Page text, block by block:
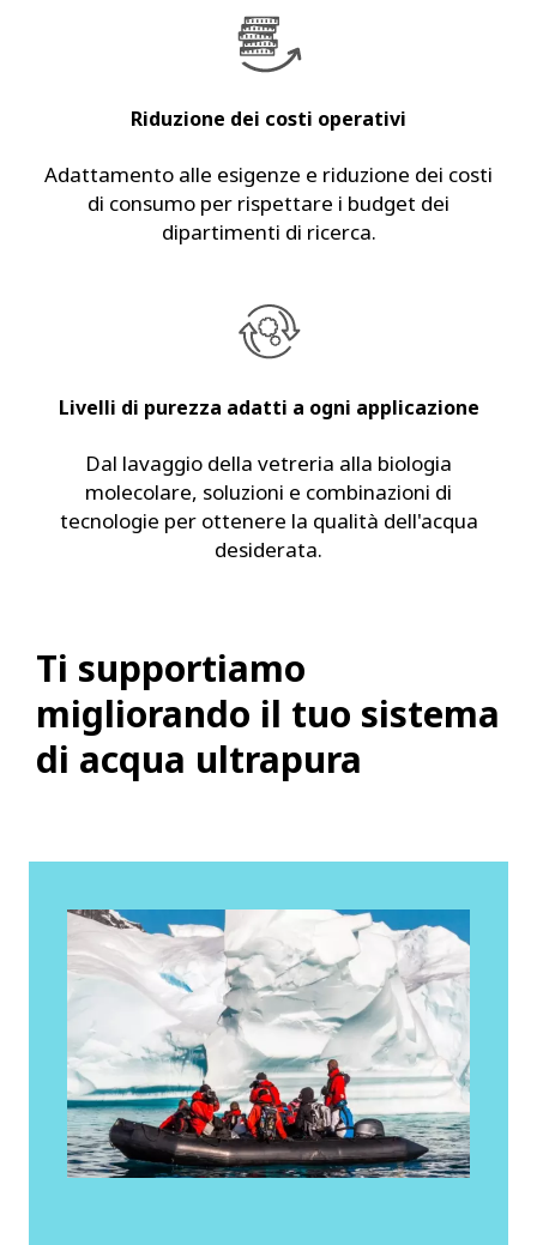
Riduzione dei costi operativi
Adattamento alle esigenze e riduzione dei costi
di consumo per rispettare i budget dei
dipartimenti di ricerca.
Livelli di purezza adatti a ogni applicazione
Dal lavaggio della vetreria alla biologia
molecolare, soluzioni e combinazioni di
tecnologie per ottenere la qualità dell'acqua
desiderata.
Ti supportiamo
migliorando il tuo sistema
di acqua ultrapura